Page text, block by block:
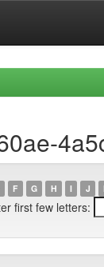
F G H I J
first few letters: